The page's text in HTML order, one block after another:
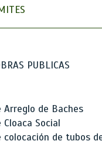
PUBLICAS
Arreglo de Baches
Social
colocación de tubos